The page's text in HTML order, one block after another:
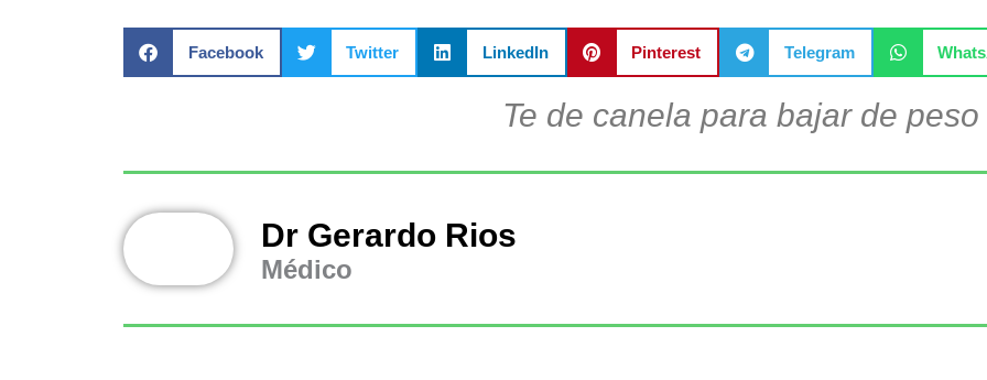
Facebook Twitter LinkedIn Pinterest Telegram
Te de canela para bajar de peso
Dr Gerardo Rios
Médico